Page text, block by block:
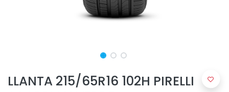
LLANTA 215/65R16 102H PIRELLI